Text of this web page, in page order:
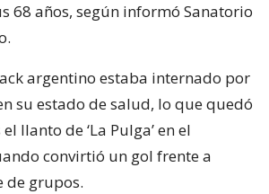
68 años, según informó Sanatorio
argentino estaba internado por
su estado de salud, lo que quedó
llanto de ‘La Pulga’ en el
convirtió un gol frente a
de grupos.